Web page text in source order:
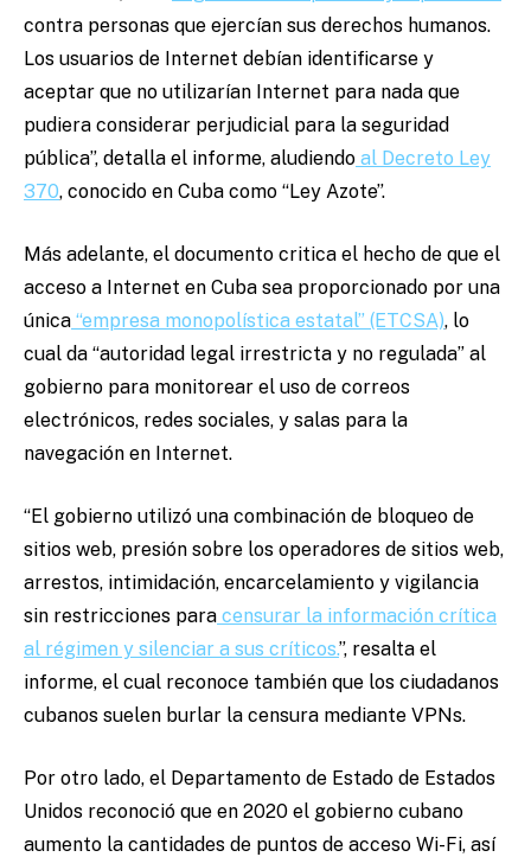
contra personas que ejercían sus derechos humanos.
Los usuarios de Internet debían identificarse y
aceptar que no utilizarían Internet para nada que
pudiera considerar perjudicial para la seguridad
pública”, detalla el informe, aludiendo al Decreto Ley
370, conocido en Cuba como “Ley Azote”.
Más adelante, el documento critica el hecho de que el
acceso a Internet en Cuba sea proporcionado por una
única “empresa monopolística estatal” (ETCSA), lo
cual da “autoridad legal irrestricta y no regulada” al
gobierno para monitorear el uso de correos
electrónicos, redes sociales, y salas para la
navegación en Internet.
“El gobierno utilizó una combinación de bloqueo de
sitios web, presión sobre los operadores de sitios web,
arrestos, intimidación, encarcelamiento y vigilancia
sin restricciones para censurar la información crítica
al régimen y silenciar a sus críticos.”, resalta el
informe, el cual reconoce también que los ciudadanos
cubanos suelen burlar la censura mediante VPNs.
Por otro lado, el Departamento de Estado de Estados
Unidos reconoció que en 2020 el gobierno cubano
aumento la cantidades de puntos de acceso Wi-Fi, así